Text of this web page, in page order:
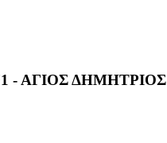
- ΑΓΙΟΣ ΔΗΜΗΤΡΙΟΣ